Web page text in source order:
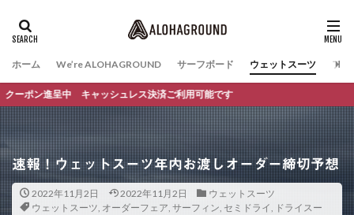
ホーム We’re ALOHAGROUND サーフボード ウェットスーツ ファ
キャッシュレス決済ご利用可能です
速報！ウェットスーツ年内お渡しオーダー締切予想
2022年11月2日 2022年11月2日
ウェットスーツ
ウェットスーツ, オーダーフェア, サーフィン, セミドライ, ドライスー